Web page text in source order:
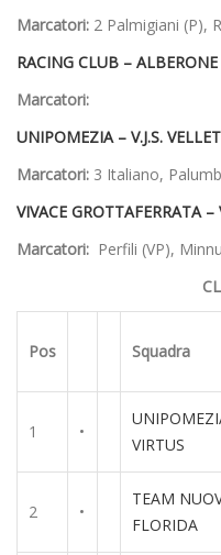
Marcatori: 2 Palmigiani (P),
RACING CLUB –
Marcatori:
UNIPOMEZIA – V.J.S.
Marcatori: 3 Italiano,
VIVACE GROTTAFERRATA –
Marcatori: Perfili (VP),
Pos Squadra
1 •
VIRTUS
2 •
TEAM
FLORIDA